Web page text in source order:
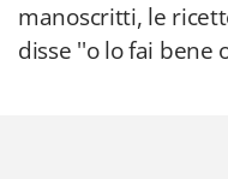
manoscritti, le
disse ''o lo fai bene